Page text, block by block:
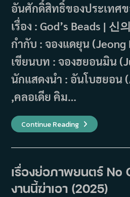
อันศักดิ์สิทธิ์ของประเทศ
เรื่อง : God’s Beads |
กำกับ : จองแดยุน (Jeong
เขียนบท : จองฮยอนมิน
นักแสดงนำ : อันโบฮยอน
,คลอเดีย คิม…
Continue Readingเรื่อง
ย่อ
God’s
(2025)
เรื่องย่อภาพยนตร์ No
งานนี้ฆ่าเอา (2025)